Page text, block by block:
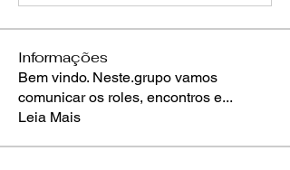
Informações
Bem vindo. Neste.grupo vamos
comunicar os roles, encontros e...
Leia Mais